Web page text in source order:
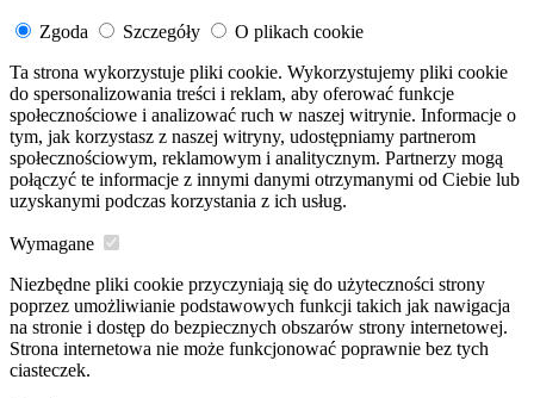
Zgoda Szczegóły
O plikach cookie
Ta strona wykorzystuje pliki cookie. Wykorzystujemy pliki cookie
do spersonalizowania treści i reklam, aby oferować funkcje
społecznościowe i analizować ruch w naszej witrynie. Informacje o
tym, jak korzystasz z naszej witryny, udostępniamy partnerom
społecznościowym, reklamowym i analitycznym. Partnerzy mogą
połączyć te informacje z innymi danymi otrzymanymi od Ciebie lub
uzyskanymi podczas korzystania z ich usług.
Wymagane
Niezbędne pliki cookie przyczyniają się do użyteczności strony
poprzez umożliwianie podstawowych funkcji takich jak nawigacja
na stronie i dostęp do bezpiecznych obszarów strony internetowej.
Strona internetowa nie może funkcjonować poprawnie bez tych
ciasteczek.